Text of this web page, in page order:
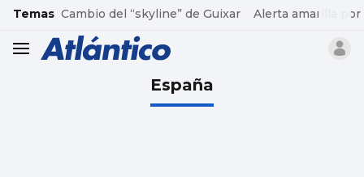
common.go-to-content
Temas Cambio del “skyline” de Guixar Alerta amarilla por
header.menu.open
España